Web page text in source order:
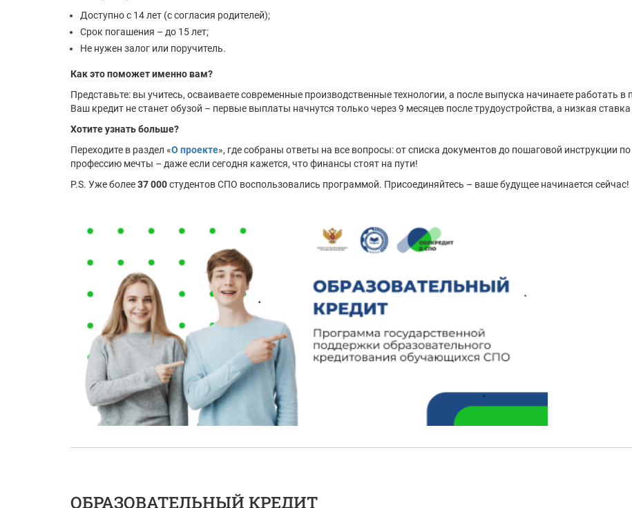
Доступно с 14 лет (с согласия родителей);
Срок погашения – до 15 лет;
Не нужен залог или поручитель.
Как это поможет именно вам?
Представьте: вы учитесь, осваиваете современные производственные технологии, а после выпуска начинаете работать
Ваш кредит не станет обузой – первые выплаты начнутся только через 9 месяцев после трудоустройства, а низкая
Хотите узнать больше?
Переходите в раздел «О проекте», где собраны ответы на все вопросы: от списка документов до пошаговой инструкции
профессию мечты – даже если сегодня кажется, что финансы стоят на пути!
P.S. Уже более37 000студентов СПО воспользовались программой. Присоединяйтесь – ваше будущее начинается сейчас!
ОБРАЗОВАТЕЛЬНЫЙ КРЕДИТ